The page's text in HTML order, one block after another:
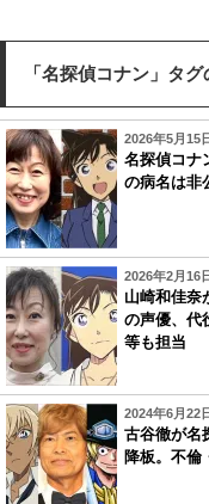
「名探偵コナン」タ
2026年5月15
名探偵コナ
の病名は非
2026年2月16
山崎和佳奈
の声優、代
等も担当
2024年6月22
古谷徹が名
降板。不倫